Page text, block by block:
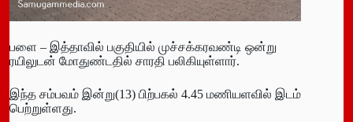
பளை – இத்தாவில் பகுதியில் முச்சக்கரவண்டி ஒன்று
ரயிலுடன் மோதுண்டதில் சாரதி பலிகியுள்ளார்.
இந்த சம்பவம் இன்று(13) பிற்பகல் 4.45 மணியளவில் இடம்
பெற்றுள்ளது.